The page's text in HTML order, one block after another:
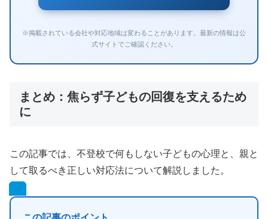
※掲載されている会社や対応地域は変わることがあります。最新の情報は公
式サイトでご確認ください。
まとめ：焦らず子どもの回復を支えるため
に
この記事では、不登校で何もしない子どもの心理と、親と
して取るべき正しい対応法について解説しました。